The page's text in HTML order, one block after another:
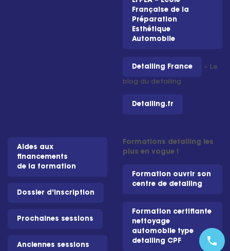
Française de la
Préparation
Esthétique
Automobile
Detailing France – Le
blog du detailing
Detailing.fr
Aides aux
financements
de la formation
Dossier d'inscription
Prochaines sessions
Anciennes sessions
Formations detailing les
plus en vogue !
Formation ouvrir son
centre de detailing
Formation certifiante
nettoyage
automobile type
detailing CPF
phone